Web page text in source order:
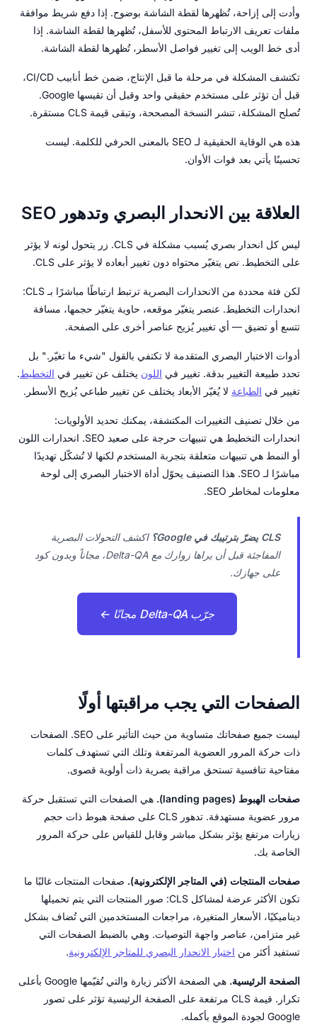
وأدت إلى إزاحة، تُظهرها لقطة الشاشة بوضوح. إذا دفع شريط موافقة
ملفات تعريف الارتباط المحتوى للأسفل، تُظهرها لقطة الشاشة. إذا
أدى خط الويب إلى تغيير فواصل الأسطر، تُظهرها لقطة الشاشة.
تكتشف المشكلة في مرحلة ما قبل الإنتاج، ضمن خط أنابيب CI/CD،
قبل أن تؤثر على مستخدم حقيقي واحد وقبل أن تقيسها Google.
تُصلح المشكلة، تنشر النسخة المصححة، وتبقى قيمة CLS مستقرة.
هذه هي الوقاية الحقيقية لـ SEO بالمعنى الحرفي للكلمة. ليست
تحسينًا يأتي بعد فوات الأوان.
العلاقة بين الانحدار البصري وتدهور SEO
ليس كل انحدار بصري يُسبب مشكلة في CLS. زر يتحول لونه لا يؤثر
على التخطيط. نص يتغيّر محتواه دون تغيير أبعاده لا يؤثر على CLS.
لكن فئة محددة من الانحدارات البصرية ترتبط ارتباطًا مباشرًا بـ CLS:
انحدارات التخطيط. عنصر يتغيّر موقعه، حاوية يتغيّر حجمها، مسافة
تتسع أو تضيق — أي تغيير يُزيح عناصر أخرى على الصفحة.
أدوات الاختبار البصري المتقدمة لا تكتفي بالقول "شيء ما تغيّر." بل
تحدد طبيعة التغيير بدقة. تغيير في اللون يختلف عن تغيير في التخطيط.
تغيير في الطباعة لا يُغيّر الأبعاد يختلف عن تغيير طباعي يُزيح الأسطر.
من خلال تصنيف التغييرات المكتشفة، يمكنك تحديد الأولويات:
انحدارات التخطيط هي تنبيهات حرجة على صعيد SEO. انحدارات اللون
أو النمط هي تنبيهات متعلقة بتجربة المستخدم لكنها لا تُشكّل تهديدًا
مباشرًا لـ SEO. هذا التصنيف يحوّل أداة الاختبار البصري إلى لوحة
معلومات لمخاطر SEO.
CLS يضرّ بترتيبك في Google؟
اكشف التحولات البصرية
المفاجئة قبل أن يراها زوارك مع Delta-QA، مجاناً وبدون كود
على جهازك.
جرّب Delta-QA مجانًا ←
الصفحات التي يجب مراقبتها أولًا
ليست جميع صفحاتك متساوية من حيث التأثير على SEO. الصفحات
ذات حركة المرور العضوية المرتفعة وتلك التي تستهدف كلمات
مفتاحية تنافسية تستحق مراقبة بصرية ذات أولوية قصوى.
صفحات الهبوط (landing pages).
هي الصفحات التي تستقبل حركة
مرور عضوية مستهدفة. تدهور CLS على صفحة هبوط ذات حجم
زيارات مرتفع يؤثر بشكل مباشر وقابل للقياس على حركة المرور
الخاصة بك.
صفحات المنتجات (في المتاجر الإلكترونية). صفحات المنتجات غالبًا ما
تكون الأكثر عرضة لمشاكل CLS: صور المنتجات التي يتم تحميلها
ديناميكيًا، الأسعار المتغيرة، مراجعات المستخدمين التي تُضاف بشكل
غير متزامن، عناصر واجهة التوصيات. وهي بالضبط الصفحات التي
تستفيد أكثر من اختبار الانحدار البصري للمتاجر الإلكترونية.
الصفحة الرئيسية.
هي الصفحة الأكثر زيارة والتي تُقيّمها Google بأعلى
تكرار. قيمة CLS مرتفعة على الصفحة الرئيسية تؤثر على تصور
Google لجودة الموقع بأكمله.